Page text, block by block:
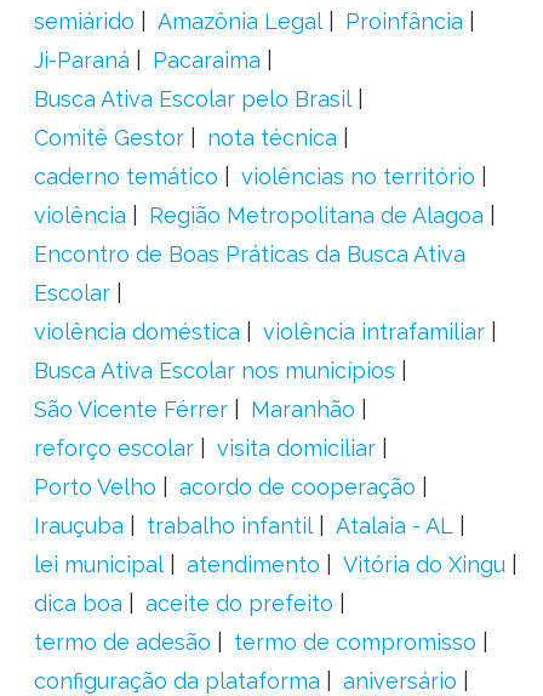
semiárido
Amazônia Legal
Proinfância
Ji-Paraná
Pacaraima
Busca Ativa Escolar pelo Brasil
Comitê Gestor
nota técnica
caderno temático
violências no território
violência
Região Metropolitana de Alagoa
Encontro de Boas Práticas da Busca Ativa
Escolar
violência doméstica
violência intrafamiliar
Busca Ativa Escolar nos municípios
São Vicente Férrer
Maranhão
reforço escolar
visita domiciliar
Porto Velho
acordo de cooperação
Irauçuba
trabalho infantil
Atalaia - AL
lei municipal
atendimento
Vitória do Xingu
dica boa
aceite do prefeito
termo de adesão
termo de compromisso
configuração da plataforma
aniversário